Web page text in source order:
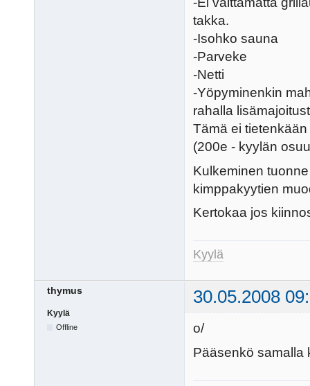
takka.
-Isohko sauna
-Parveke
-Netti
-Yöpyminenkin
rahalla
Tämä ei
(200e - kyylän
Kulkeminen
kimppakyytien
Kertokaa jos
Kyylä
thymus 30.05.2008
Kyylä
Offline
o/
Pääsenkö samalla